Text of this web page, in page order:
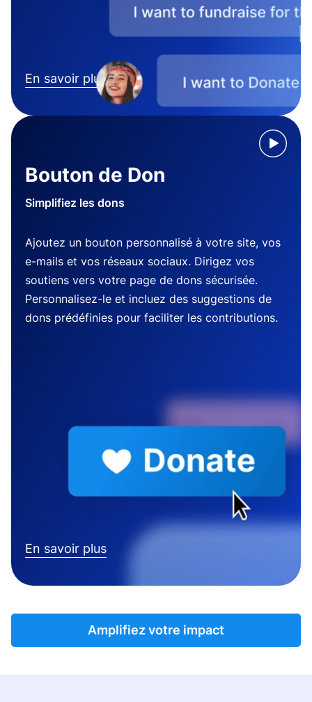
En savoir plus
Bouton de Don
Simplifiez les dons
Ajoutez un bouton personnalisé à votre site, vos
e-mails et vos réseaux sociaux. Dirigez vos
soutiens vers votre page de dons sécurisée.
Personnalisez-le et incluez des suggestions de
dons prédéfinies pour faciliter les contributions.
En savoir plus
Amplifiez votre impact